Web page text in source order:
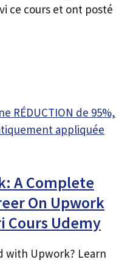
ce cours et ont posté
RÉDUCTION de 95%,
appliquée
A Complete
On Upwork
Cours Udemy
with Upwork? Learn